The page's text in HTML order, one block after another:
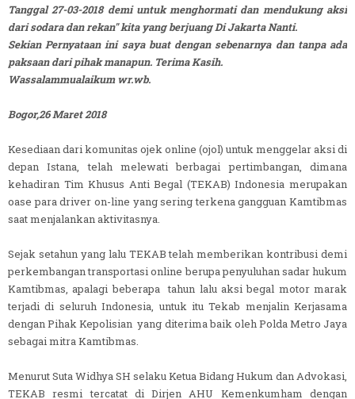
Tanggal 27-03-2018 demi untuk menghormati dan mendukung aksi
dari sodara dan rekan" kita yang berjuang Di Jakarta Nanti.
Sekian Pernyataan ini saya buat dengan sebenarnya dan tanpa ada
paksaan dari pihak manapun. Terima Kasih.
Wassalammualaikum wr.wb.
Bogor,26 Maret 2018
Kesediaan dari komunitas ojek online (ojol) untuk menggelar aksi di
depan Istana, telah melewati berbagai pertimbangan, dimana
kehadiran Tim Khusus Anti Begal (TEKAB) Indonesia merupakan
oase para driver on-line yang sering terkena gangguan Kamtibmas
saat menjalankan aktivitasnya.
Sejak setahun yang lalu TEKAB telah memberikan kontribusi demi
perkembangan transportasi online berupa penyuluhan sadar hukum
Kamtibmas, apalagi beberapa tahun lalu aksi begal motor marak
terjadi di seluruh Indonesia, untuk itu Tekab menjalin Kerjasama
dengan Pihak Kepolisian yang diterima baik oleh Polda Metro Jaya
sebagai mitra Kamtibmas.
Menurut Suta Widhya SH selaku Ketua Bidang Hukum dan Advokasi,
TEKAB resmi tercatat di Dirjen AHU Kemenkumham dengan